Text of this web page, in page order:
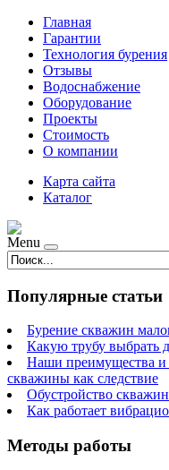
Главная
Гарантии
Технология бурения
Отзывы
Водоснабжение
Оборудование
Проекты
Стоимость
О компании
Карта сайта
Каталог
Menu
Популярные статьи
Бурение скважин
Какую трубу выбрать
Наши преимущества и
скважины как следствие
Обустройство
Как работает
Методы работы